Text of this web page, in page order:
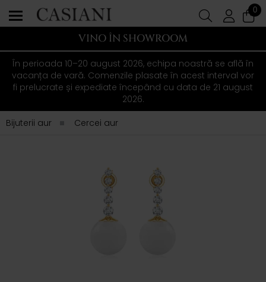
0
VINO ÎN SHOWROOM
În perioada 10–20 august 2026, echipa noastră se află în
vacanța de vară. Comenzile plasate în acest interval vor
fi prelucrate și expediate începând cu data de 21 august
2026.
Bijuterii aur
Cercei aur